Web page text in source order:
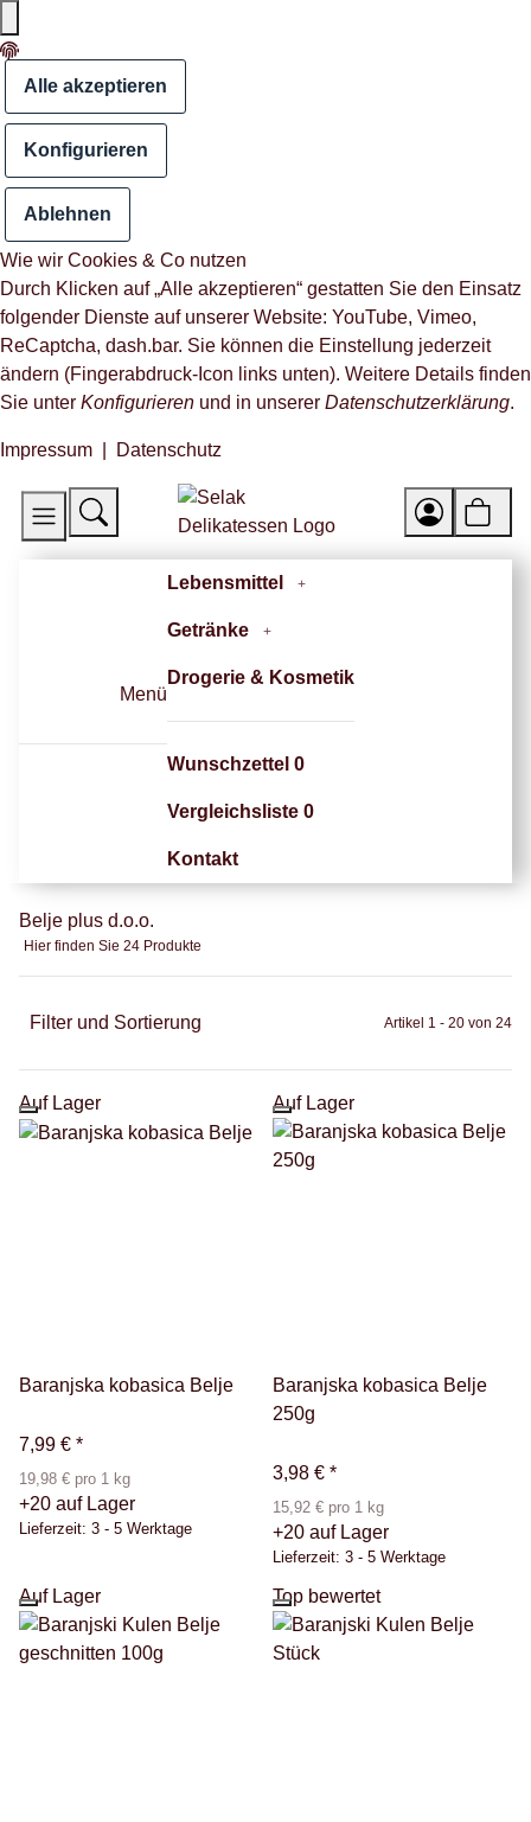
Alle akzeptieren
Konfigurieren
Ablehnen
Wie wir Cookies & Co nutzen
Durch Klicken auf „Alle akzeptieren“ gestatten Sie den Einsatz
folgender Dienste auf unserer Website: YouTube, Vimeo,
ReCaptcha, dash.bar. Sie können die Einstellung jederzeit
ändern (Fingerabdruck-Icon links unten). Weitere Details finden
Sie unter Konfigurieren und in unserer Datenschutzerklärung.
Impressum Datenschutz
Menü
Lebensmittel
Getränke
Drogerie & Kosmetik
Wunschzettel 0
Vergleichsliste 0
Kontakt
Belje plus d.o.o.
Hier finden Sie 24 Produkte
Filter und Sortierung Artikel 1 - 20 von 24
Auf Lager
Baranjska kobasica Belje
7,99 € *
19,98 € pro 1 kg
+20 auf Lager
Lieferzeit: 3 - 5 Werktage
Auf Lager
Baranjska kobasica Belje
250g
3,98 € *
15,92 € pro 1 kg
+20 auf Lager
Lieferzeit: 3 - 5 Werktage
Auf Lager Top bewertet